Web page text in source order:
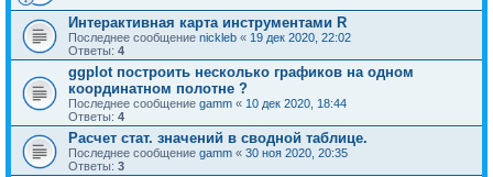
Интерактивная карта инструментами R
Последнее сообщение nickleb « 19 дек 2020, 22:02
Ответы: 4
ggplot построить несколько графиков на одном
координатном полотне ?
Последнее сообщение gamm « 10 дек 2020, 18:44
Ответы: 4
Расчет стат. значений в сводной таблице.
Последнее сообщение gamm « 30 ноя 2020, 20:35
Ответы: 3